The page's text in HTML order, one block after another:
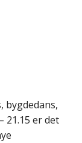
bygdedans,
21.15 er det